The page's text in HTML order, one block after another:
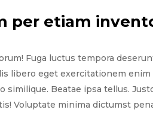
per etiam
Fuga luctus tempora
libero eget exercitationem
similique. Beatae ipsa tellus.
Voluptate minima dictumst